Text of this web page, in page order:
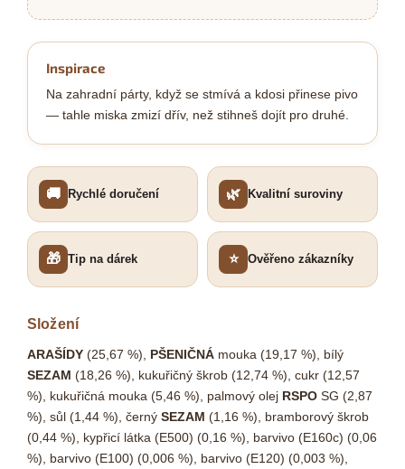
Inspirace
Na zahradní párty, když se stmívá a kdosi přinese pivo
— tahle miska zmizí dřív, než stihneš dojít pro druhé.
🚚 Rychlé doručení 🌿 Kvalitní suroviny
🎁 Tip na dárek ⭐ Ověřeno zákazníky
Složení
ARAŠÍDY (25,67 %), PŠENIČNÁ mouka (19,17 %), bílý
SEZAM (18,26 %), kukuřičný škrob (12,74 %), cukr (12,57
%), kukuřičná mouka (5,46 %), palmový olej RSPO SG (2,87
%), sůl (1,44 %), černý SEZAM (1,16 %), bramborový škrob
(0,44 %), kypřicí látka (E500) (0,16 %), barvivo (E160c) (0,06
%), barvivo (E100) (0,006 %), barvivo (E120) (0,003 %),